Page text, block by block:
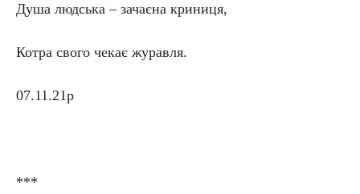
Душа людська – зачаєна криниця,
Котра свого чекає журавля.
07.11.21р
***